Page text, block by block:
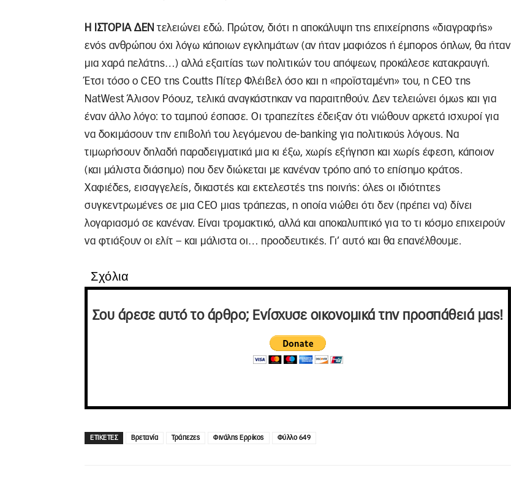
Η ΙΣΤΟΡΙΑ ΔΕΝ τελειώνει εδώ. Πρώτον, διότι η αποκάλυψη της επιχείρησης «διαγραφής»
ενός ανθρώπου όχι λόγω κάποιων εγκλημάτων (αν ήταν μαφιόζος ή έμπορος όπλων, θα ήταν
μια χαρά πελάτης…) αλλά εξαιτίας των πολιτικών του απόψεων, προκάλεσε κατακραυγή.
Έτσι τόσο ο CEO της Coutts Πίτερ Φλέιβελ όσο και η «προϊσταμένη» του, η CEO της
NatWest Άλισον Ρόουζ, τελικά αναγκάστηκαν να παραιτηθούν. Δεν τελειώνει όμως και για
έναν άλλο λόγο: το ταμπού έσπασε. Οι τραπεζίτες έδειξαν ότι νιώθουν αρκετά ισχυροί για
να δοκιμάσουν την επιβολή του λεγόμενου de-banking για πολιτικούς λόγους. Να
τιμωρήσουν δηλαδή παραδειγματικά μια κι έξω, χωρίς εξήγηση και χωρίς έφεση, κάποιον
(και μάλιστα διάσημο) που δεν διώκεται με κανέναν τρόπο από το επίσημο κράτος.
Χαφιέδες, εισαγγελείς, δικαστές και εκτελεστές της ποινής: όλες οι ιδιότητες
συγκεντρωμένες σε μια CEO μιας τράπεζας, η οποία νιώθει ότι δεν (πρέπει να) δίνει
λογαριασμό σε κανέναν. Είναι τρομακτικό, αλλά και αποκαλυπτικό για το τι κόσμο επιχειρούν
να φτιάξουν οι ελίτ – και μάλιστα οι… προοδευτικές. Γι’ αυτό και θα επανέλθουμε.
Σχόλια
Σου άρεσε αυτό το άρθρο; Ενίσχυσε οικονομικά την προσπάθειά μας!
ΕΤΙΚΕΤΕΣ Βρετανία Τράπεζες Φινάλης Ερρίκος Φύλλο 649